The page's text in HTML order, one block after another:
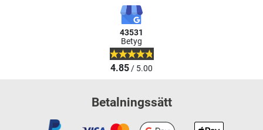
43531
Betyg
4.85/ 5.00
Betalningssätt